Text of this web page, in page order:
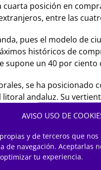
AVISO USO DE
y de terceros que
de navegación. Aceptarlas
tu experiencia.
posición en
entre las
pues el modelo de
históricos de
supone un 40 por ciento
se ha
andaluz. Su
con una oferta
una oferta